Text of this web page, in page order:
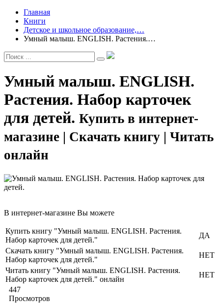
Главная
Книги
Детское и школьное образование,…
Умный малыш. ENGLISH. Растения.…
Умный малыш. ENGLISH.
Растения. Набор карточек
для детей. Купить в интернет-
магазине | Скачать книгу | Читать
онлайн
В интернет-магазине Вы можете
Купить книгу "Умный малыш. ENGLISH. Растения.
Набор карточек для детей."
ДА
Скачать книгу "Умный малыш. ENGLISH. Растения.
Набор карточек для детей."
НЕТ
Читать книгу "Умный малыш. ENGLISH. Растения.
Набор карточек для детей." онлайн
НЕТ
447
Просмотров